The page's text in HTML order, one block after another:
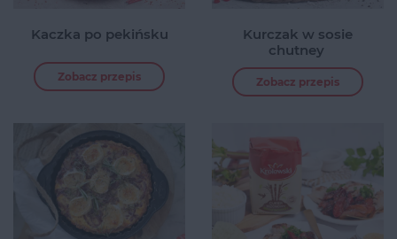
Kaczka po pekińsku
Zobacz przepis
Kurczak w sosie
chutney
Zobacz przepis